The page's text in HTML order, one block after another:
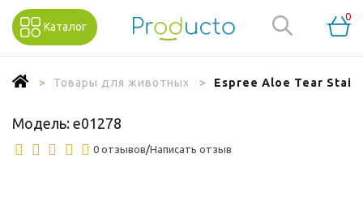
Каталог
0
Товары для животных Espree Aloe Tear
Модель: e01278
0 отзывов/Написать отзыв